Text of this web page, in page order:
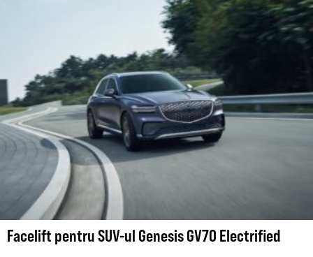
Facelift pentru SUV-ul Genesis GV70 Electrified